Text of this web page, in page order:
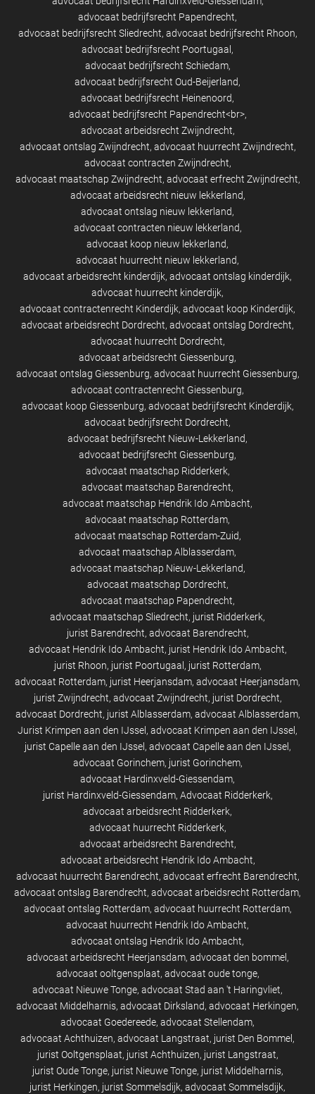
advocaat bedrijfsrecht Papendrecht
advocaat bedrijfsrecht Sliedrecht advocaat bedrijfsrecht Rhoon
advocaat bedrijfsrecht Poortugaal
advocaat bedrijfsrecht Schiedam
advocaat bedrijfsrecht Oud-Beijerland
advocaat bedrijfsrecht Heinenoord
advocaat bedrijfsrecht Papendrecht<br>
advocaat arbeidsrecht Zwijndrecht
advocaat ontslag Zwijndrecht advocaat huurrecht Zwijndrecht
advocaat contracten Zwijndrecht
advocaat maatschap Zwijndrecht advocaat erfrecht Zwijndrecht
advocaat arbeidsrecht nieuw lekkerland
advocaat ontslag nieuw lekkerland
advocaat contracten nieuw lekkerland
advocaat koop nieuw lekkerland
advocaat huurrecht nieuw lekkerland
advocaat arbeidsrecht kinderdijk advocaat ontslag kinderdijk
advocaat huurrecht kinderdijk
advocaat contractenrecht Kinderdijk advocaat koop Kinderdijk
advocaat arbeidsrecht Dordrecht advocaat ontslag Dordrecht
advocaat huurrecht Dordrecht
advocaat arbeidsrecht Giessenburg
advocaat ontslag Giessenburg advocaat huurrecht Giessenburg
advocaat contractenrecht Giessenburg
advocaat koop Giessenburg advocaat bedrijfsrecht Kinderdijk
advocaat bedrijfsrecht Dordrecht
advocaat bedrijfsrecht Nieuw-Lekkerland
advocaat bedrijfsrecht Giessenburg
advocaat maatschap Ridderkerk
advocaat maatschap Barendrecht
advocaat maatschap Hendrik Ido Ambacht
advocaat maatschap Rotterdam
advocaat maatschap Rotterdam-Zuid
advocaat maatschap Alblasserdam
advocaat maatschap Nieuw-Lekkerland
advocaat maatschap Dordrecht
advocaat maatschap Papendrecht
advocaat maatschap Sliedrecht jurist Ridderkerk
jurist Barendrecht advocaat Barendrecht
advocaat Hendrik Ido Ambacht jurist Hendrik Ido Ambacht
jurist Rhoon jurist Poortugaal
jurist Rotterdam
advocaat Rotterdam jurist Heerjansdam advocaat Heerjansdam
jurist Zwijndrecht advocaat Zwijndrecht jurist Dordrecht
advocaat Dordrecht jurist Alblasserdam advocaat Alblasserdam
Jurist Krimpen aan den IJssel advocaat Krimpen aan den IJssel
jurist Capelle aan den IJssel advocaat Capelle aan den IJssel
advocaat Gorinchem jurist Gorinchem
advocaat Hardinxveld-Giessendam
jurist Hardinxveld-Giessendam Advocaat Ridderkerk
advocaat arbeidsrecht Ridderkerk
advocaat huurrecht Ridderkerk
advocaat arbeidsrecht Barendrecht
advocaat arbeidsrecht Hendrik Ido Ambacht
advocaat huurrecht Barendrecht advocaat erfrecht Barendrecht
advocaat ontslag Barendrecht advocaat arbeidsrecht Rotterdam
advocaat ontslag Rotterdam advocaat huurrecht Rotterdam
advocaat huurrecht Hendrik Ido Ambacht
advocaat ontslag Hendrik Ido Ambacht
advocaat arbeidsrecht Heerjansdam advocaat den bommel
advocaat ooltgensplaat advocaat oude tonge
advocaat Nieuwe Tonge advocaat Stad aan 't Haringvliet
advocaat Middelharnis advocaat Dirksland advocaat Herkingen
advocaat Goedereede advocaat Stellendam
advocaat Achthuizen advocaat Langstraat jurist Den Bommel
jurist Ooltgensplaat jurist Achthuizen jurist Langstraat
jurist Oude Tonge jurist Nieuwe Tonge jurist Middelharnis
jurist Herkingen jurist Sommelsdijk advocaat Sommelsdijk